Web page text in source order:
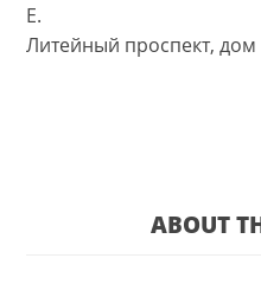
Е.
Литейный проспект, дом
ABOUT